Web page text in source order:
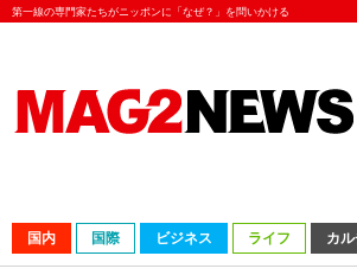
第一線の専門家たちがニッポンに「なぜ？」を問いかける
国内 国際 ビジネス ライフ カ